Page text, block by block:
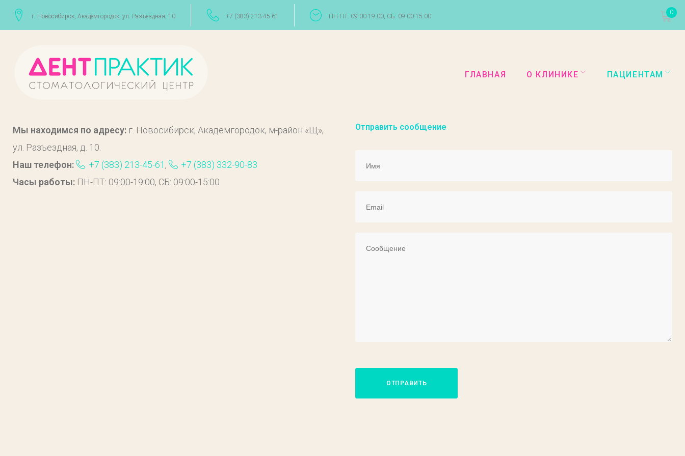
Перейти
г. Новосибирск, Академгородок, ул. Разъездная, 10 +7 (383) 213-45-61 ПН-ПТ: 09:00-19:00, СБ: 09:00-15:00
0
ГЛАВНАЯ О КЛИНИКЕ ПАЦИЕНТАМ
Контакты
Мы находимся по адресу: г. Новосибирск, Академгородок, м-район «Щ»,
ул. Разъездная, д. 10.
Наш телефон:
+7 (383) 213-45-61 ,
+7 (383) 332-90-83
Часы работы: ПН-ПТ: 09:00-19:00, СБ: 09:00-15:00
Отправить сообщение
ОТПРАВИТЬ